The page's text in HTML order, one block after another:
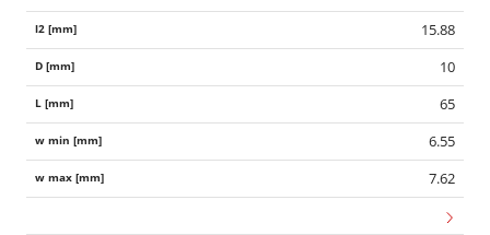
15.88
10
65
6.55
7.62